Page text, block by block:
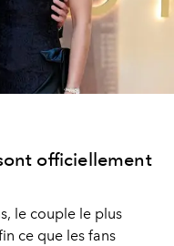
officiellement
le couple le plus
ce que les fans